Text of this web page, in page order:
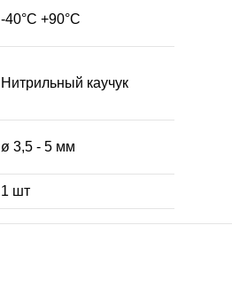
-40°C +90°C
Нитрильный каучук
ø 3,5 - 5 мм
1 шт